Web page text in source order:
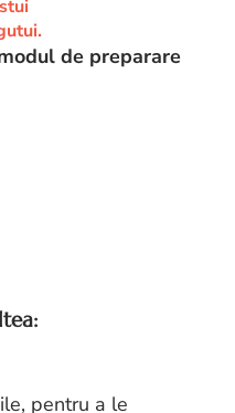
de preparare
pentru a le